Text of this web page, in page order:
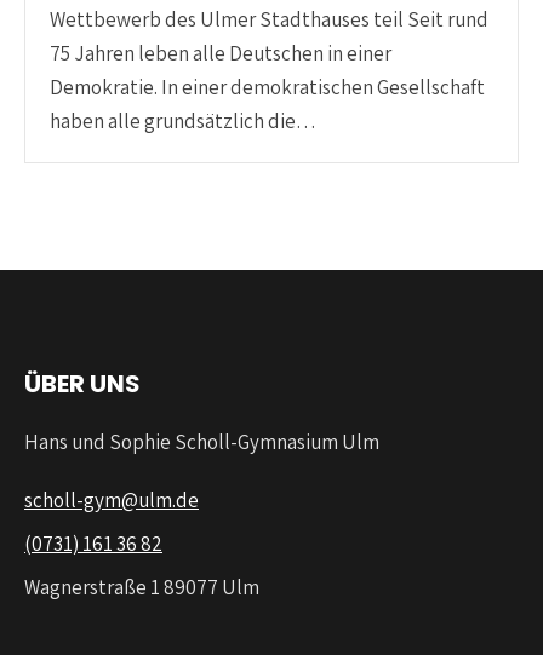
Wettbewerb des Ulmer Stadthauses teil Seit rund
75 Jahren leben alle Deutschen in einer
Demokratie. In einer demokratischen Gesellschaft
haben alle grundsätzlich die…
ÜBER UNS
Hans und Sophie Scholl-Gymnasium Ulm
scholl-gym@ulm.de
(0731) 161 36 82
Wagnerstraße 1 89077 Ulm